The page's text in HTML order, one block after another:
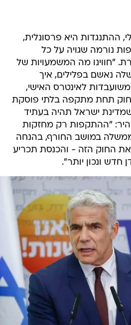
ההתנגדות היא פרסונלית,
נורמה שגויה על כל
"חווינו מה המשמעויות של
נאשם בפלילים, איך
לאינטרס האישי,
תחת מתקפה בלתי פוסקת
ישראל תהיה בעתיד
"ההתקפות רק מחזקות
במושב החורף, בהנחה
החוק הזה - והכנסת תכריע
חדש ונכון יותר".